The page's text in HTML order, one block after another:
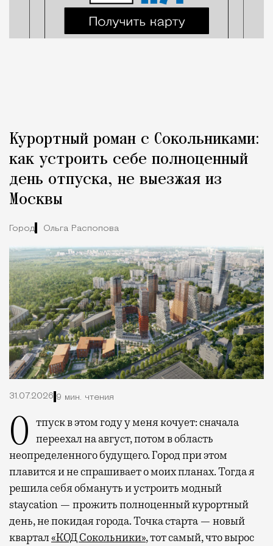
Курортный роман с Сокольниками:
как устроить себе полноценный
день отпуска, не выезжая из
Москвы
Город Ольга Распопова
31.07.2026 9 мин. чтения
Отпуск в этом году у меня кочует: сначала переехал на август, потом в область
неопределенного будущего. Город при этом
плавится и не спрашивает о моих планах. Тогда я
решила себя обмануть и устроить модный
staycation — прожить полноценный курортный
день, не покидая города. Точка старта — новый
квартал«КОД Сокольники», тот самый, что вырос